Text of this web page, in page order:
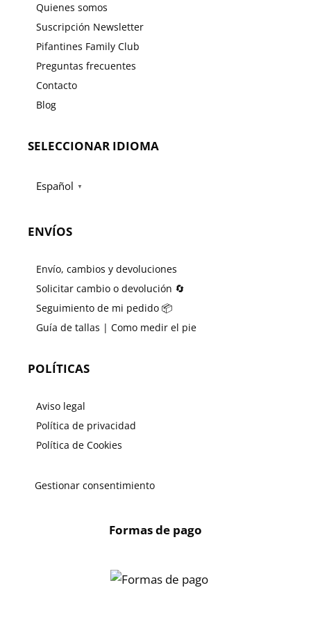
Quienes somos
Suscripción Newsletter
Pifantines Family Club
Preguntas frecuentes
Contacto
Blog
SELECCIONAR IDIOMA
Español ▼
ENVÍOS
Envío, cambios y devoluciones
Solicitar cambio o devolución 🔄
Seguimiento de mi pedido 📦
Guía de tallas | Como medir el pie
POLÍTICAS
Aviso legal
Política de privacidad
Política de Cookies
Gestionar consentimiento
Formas de pago